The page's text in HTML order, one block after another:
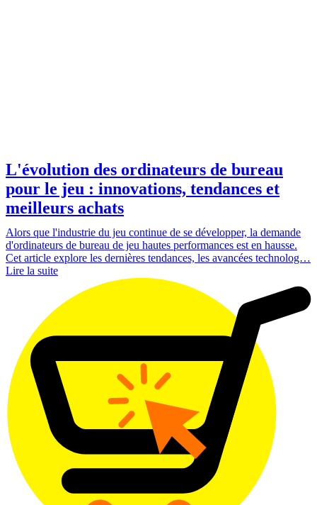
L'évolution des ordinateurs de bureau
pour le jeu : innovations, tendances et
meilleurs achats
Alors que l'industrie du jeu continue de se développer, la demande
d'ordinateurs de bureau de jeu hautes performances est en hausse.
Cet article explore les dernières tendances, les avancées technolog…
Lire la suite